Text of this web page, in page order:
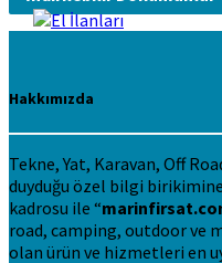
Hakkımızda
Tekne, Yat, Karavan, Off
duyduğu özel bilgi
kadrosu ile “
road, camping, outdoor ve
olan ürün ve hizmetleri en